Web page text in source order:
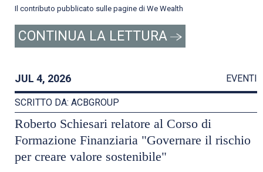
Il contributo pubblicato sulle pagine di We Wealth
CONTINUA LA LETTURA
JUL 4, 2026 EVENTI
SCRITTO DA: ACBGROUP
Roberto Schiesari relatore al Corso di
Formazione Finanziaria "Governare il rischio
per creare valore sostenibile"